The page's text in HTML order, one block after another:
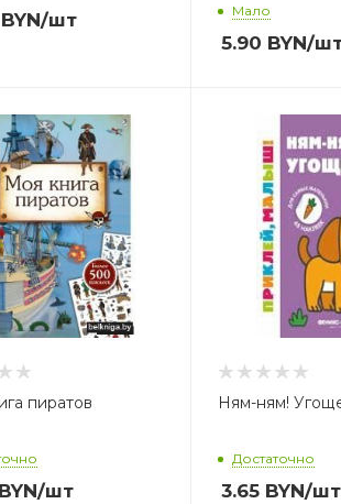
BYN/шт Мало
5.90 BYN/
пиратов
BYN/шт
Ням-ням!
Достаточно
3.65BYN/шт